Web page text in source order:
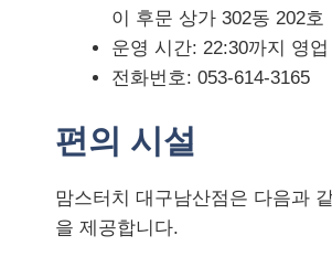
이 후문 상가 302동 202호
운영 시간: 22:30까지 영업
전화번호: 053-614-3165
편의 시설
맘스터치 대구남산점은 다음과
을 제공합니다.